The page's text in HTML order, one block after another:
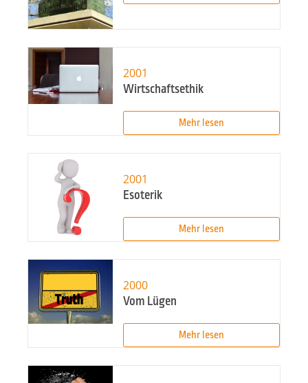
2001
Wirtschaftsethik
Mehr lesen
2001
Esoterik
Mehr lesen
2000
Vom Lügen
Mehr lesen